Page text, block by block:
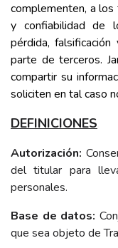
complementen, a los
y confiabilidad de
pérdida,
parte de terceros.
compartir su
soliciten en tal caso
DEFINICIONES
Autorización:
del titular para
personales.
Base de datos:
que sea objeto de